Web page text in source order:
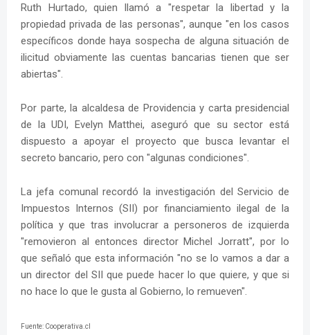
Ruth Hurtado, quien llamó a "respetar la libertad y la
propiedad privada de las personas", aunque "en los casos
específicos donde haya sospecha de alguna situación de
ilicitud obviamente las cuentas bancarias tienen que ser
abiertas".
Por parte, la alcaldesa de Providencia y carta presidencial
de la UDI, Evelyn Matthei, aseguró que su sector está
dispuesto a apoyar el proyecto que busca levantar el
secreto bancario, pero con "algunas condiciones".
La jefa comunal recordó la investigación del Servicio de
Impuestos Internos (SII) por financiamiento ilegal de la
política y que tras involucrar a personeros de izquierda
"removieron al entonces director Michel Jorratt", por lo
que señaló que esta información "no se lo vamos a dar a
un director del SII que puede hacer lo que quiere, y que si
no hace lo que le gusta al Gobierno, lo remueven".
Fuente: Cooperativa.cl